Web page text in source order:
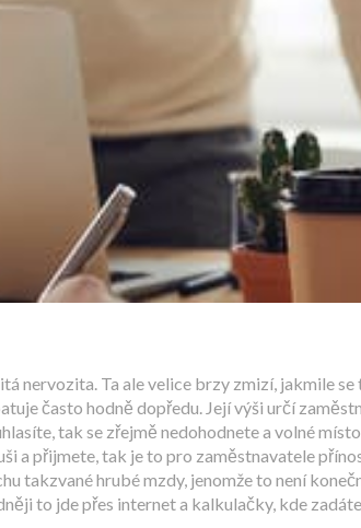
nervozita. Ta ale velice brzy zmizí, jakmile
často hodně dopředu. Její výši určí
tak se zřejmě nedohodnete a volné
a přijmete, tak je to pro zaměstnavatele
takzvané hrubé mzdy, jenomže to není
to jde přes internet a kalkulačky, kde